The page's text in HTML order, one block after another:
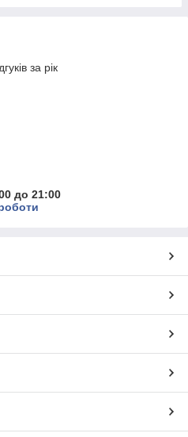
за рік
до 21:00